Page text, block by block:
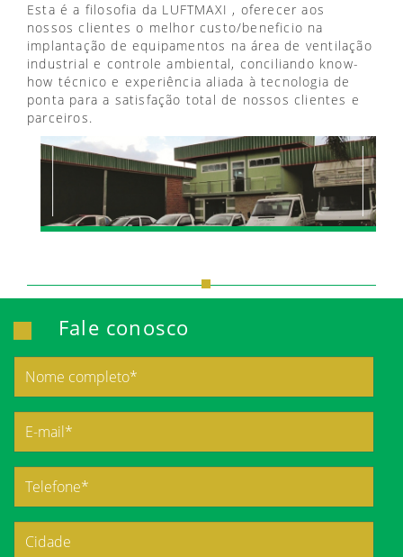
Esta é a filosofia da LUFTMAXI , oferecer aos
nossos clientes o melhor custo/beneficio na
implantação de equipamentos na área de ventilação
industrial e controle ambiental, conciliando know-
how técnico e experiência aliada à tecnologia de
ponta para a satisfação total de nossos clientes e
parceiros.
Fale conosco